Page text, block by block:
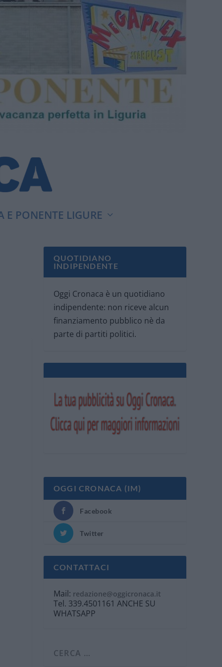
PONENTE LIGURE
QUOTIDIANO
INDIPENDENTE
Oggi Cronaca è un quotidiano
indipendente: non riceve alcun
finanziamento pubblico nè da
parte di partiti politici.
OGGI CRONACA (IM)
Facebook
Twitter
CONTATTACI
Mail: redazione@oggicronaca.it
Tel. 339.4501161 ANCHE SU
WHATSAPP